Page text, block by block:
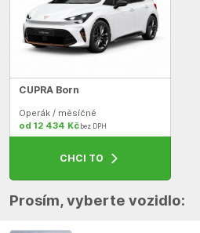
CUPRA Born
Operák / měsíčně
od 12 434 Kč bez DPH
CHCI TO
Prosím, vyberte vozidlo: